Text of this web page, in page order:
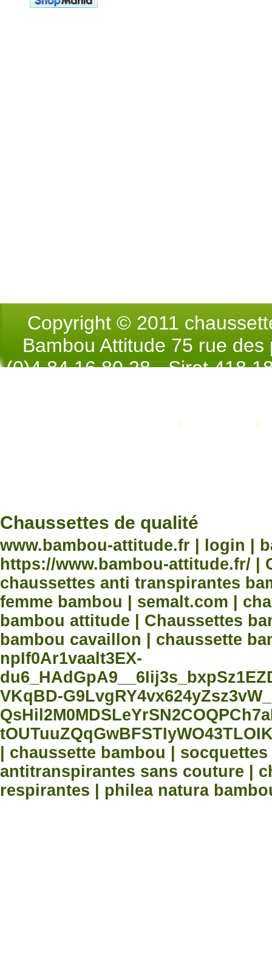
Copyright © 2011
Bambou Attitude 75 rue
(0)4.84.16.80.28 - Siret 418
Chaussettes de qualité
www.bambou-attitude.fr | login |
https://www.bambou-attitude.fr/ |
chaussettes anti transpirantes
femme bambou | semalt.com |
bambou attitude | Chaussettes
bambou cavaillon | chaussette
npIf0Ar1vaalt3EX-
VKqBD-
| chaussette bambou |
antitranspirantes sans couture |
respirantes | philea natura